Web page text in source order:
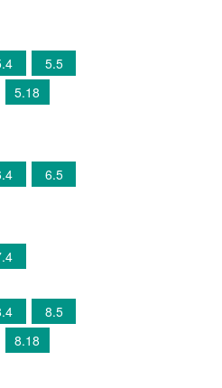
5.5
5.18
6.5
8.5
8.18